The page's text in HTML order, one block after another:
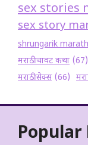
sex stories
sex story
shrungarik
मराठी चावट कथा (67)
मराठी सेक्स (66)
Popular